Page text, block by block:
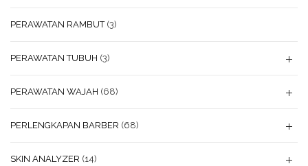
PERAWATAN RAMBUT (3)
PERAWATAN TUBUH (3)
PERAWATAN WAJAH (68)
PERLENGKAPAN BARBER (68)
SKIN ANALYZER (14)